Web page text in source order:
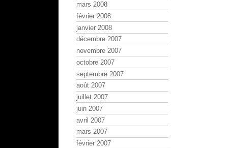
mars 2008
février 2008
janvier 2008
décembre 2007
novembre 2007
octobre 2007
septembre 2007
août 2007
juillet 2007
juin 2007
avril 2007
mars 2007
février 2007